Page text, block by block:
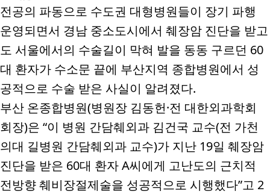
전공의 파동으로 수도권 대형병원들이 장기 파행
운영되면서 경남 중소도시에서 췌장암 진단을 받고
도 서울에서의 수술길이 막혀 발을 동동 구르던 60
대 환자가 수소문 끝에 부산지역 종합병원에서 성
공적으로 수술 받은 사실이 알려졌다.
부산 온종합병원(병원장 김동헌·전 대한외과학회
회장)은 “이 병원 간담췌외과 김건국 교수(전 가천
의대 길병원 간담췌외과 교수)가 지난 19일 췌장암
진단을 받은 60대 환자A씨에게 고난도의 근치적
전방향 췌비장절제술을 성공적으로 시행했다”고 2